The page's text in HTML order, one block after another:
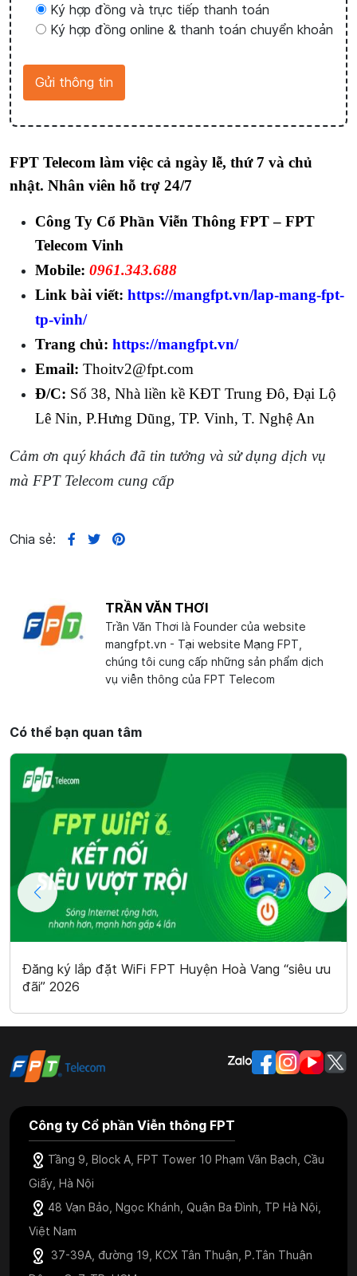
Ký hợp đồng và trực tiếp thanh toán
Ký hợp đồng online & thanh toán chuyển khoản
FPT Telecom làm việc cả ngày lễ, thứ 7 và chủ
nhật. Nhân viên hỗ trợ 24/7
Công Ty Cổ Phần Viễn Thông FPT – FPT
Telecom Vinh
Mobile: 0961.343.688
Link bài viết: https://mangfpt.vn/lap-mang-fpt-
tp-vinh/
Trang chủ: https://mangfpt.vn/
Email: Thoitv2@fpt.com
Đ/C: Số 38, Nhà liền kề KĐT Trung Đô, Đại Lộ
Lê Nin, P.Hưng Dũng, TP. Vinh, T. Nghệ An
Cảm ơn quý khách đã tin tưởng và sử dụng dịch vụ
mà FPT Telecom cung cấp
Chia sẻ:
TRẦN VĂN THƠI
Trần Văn Thơi là Founder của website
mangfpt.vn - Tại website Mạng FPT,
chúng tôi cung cấp những sản phẩm dịch
vụ viễn thông của FPT Telecom
Có thể bạn quan tâm
Đăng ký lắp đặt WiFi FPT Huyện Hoà Vang “siêu ưu
đãi” 2026
Công ty Cổ phần Viễn thông FPT
Tầng 9, Block A, FPT Tower 10 Phạm Văn Bạch, Cầu
Giấy, Hà Nội
48 Vạn Bảo, Ngọc Khánh, Quận Ba Đình, TP Hà Nội,
Việt Nam
37-39A, đường 19, KCX Tân Thuận, P.Tân Thuận